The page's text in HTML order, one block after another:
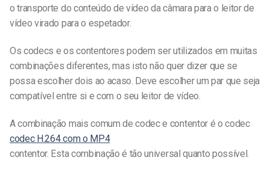
o transporte do conteúdo de vídeo da câmara para o leitor de
vídeo virado para o espetador.
Os codecs e os contentores podem ser utilizados em muitas
combinações diferentes, mas isto não quer dizer que se
possa escolher dois ao acaso. Deve escolher um par que seja
compatível entre si e com o seu leitor de vídeo.
A combinação mais comum de codec e contentor é o codec
codec H.264 com o MP4
contentor. Esta combinação é tão universal quanto possível.